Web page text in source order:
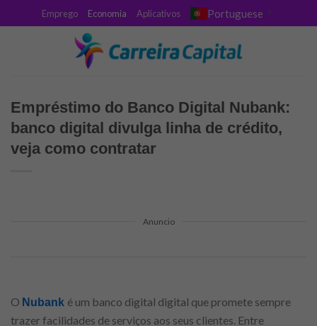
to
Emprego Economia Aplicativos Portuguese ▼
Empréstimo do Banco Digital Nubank:
banco digital divulga linha de crédito,
veja como contratar
Anuncio
O Nubank é um banco digital digital que promete sempre
trazer facilidades de serviços aos seus clientes. Entre